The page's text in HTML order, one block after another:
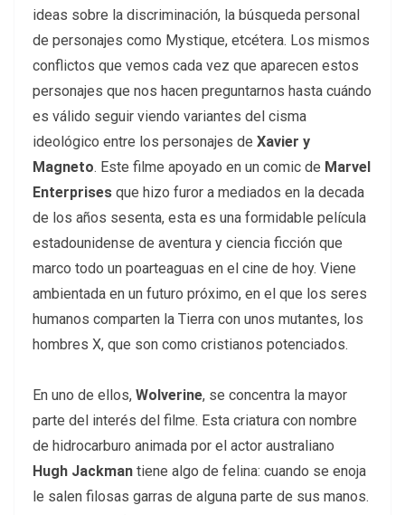
ideas sobre la discriminación, la búsqueda personal
de personajes como Mystique, etcétera. Los mismos
conflictos que vemos cada vez que aparecen estos
personajes que nos hacen preguntarnos hasta cuándo
es válido seguir viendo variantes del cisma
ideológico entre los personajes de Xavier y
Magneto. Este filme apoyado en un comic de Marvel
Enterprises que hizo furor a mediados en la decada
de los años sesenta, esta es una formidable película
estadounidense de aventura y ciencia ficción que
marco todo un poarteaguas en el cine de hoy. Viene
ambientada en un futuro próximo, en el que los seres
humanos comparten la Tierra con unos mutantes, los
hombres X, que son como cristianos potenciados.
En uno de ellos, Wolverine, se concentra la mayor
parte del interés del filme. Esta criatura con nombre
de hidrocarburo animada por el actor australiano
Hugh Jackman tiene algo de felina: cuando se enoja
le salen filosas garras de alguna parte de sus manos.